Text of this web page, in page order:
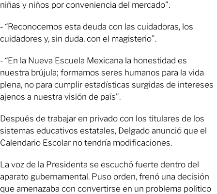
niñas y niños por conveniencia del mercado”.
- “Reconocemos esta deuda con las cuidadoras, los
cuidadores y, sin duda, con el magisterio”.
- “En la Nueva Escuela Mexicana la honestidad es
nuestra brújula; formamos seres humanos para la vida
plena, no para cumplir estadísticas surgidas de intereses
ajenos a nuestra visión de país”.
Después de trabajar en privado con los titulares de los
sistemas educativos estatales, Delgado anunció que el
Calendario Escolar no tendría modificaciones.
La voz de la Presidenta se escuchó fuerte dentro del
aparato gubernamental. Puso orden, frenó una decisión
que amenazaba con convertirse en un problema político